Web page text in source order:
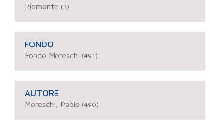
Piemonte (3)
FONDO
Fondo Moreschi (491)
AUTORE
Moreschi, Paolo (490)